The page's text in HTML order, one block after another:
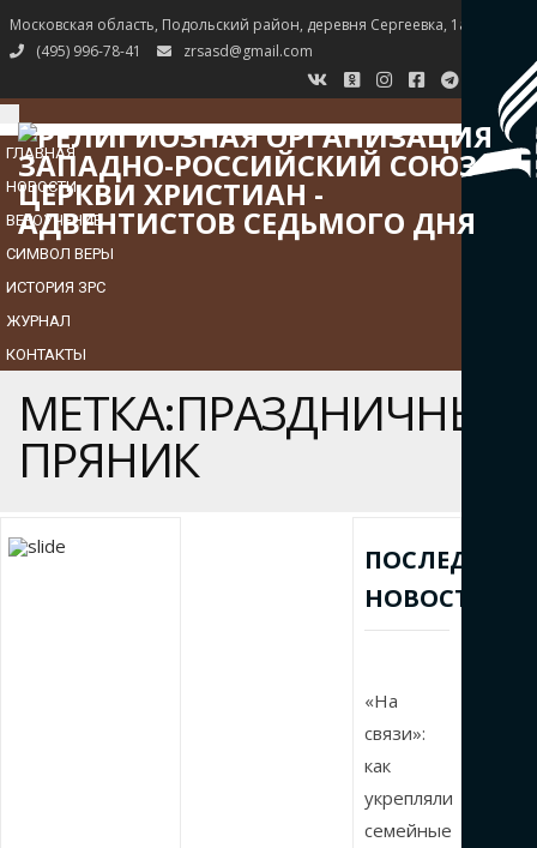
Московская область, Подольский район, деревня Сергеевка, 1а
(495) 996-78-41
zrsasd@gmail.com
TOGGLE
NAVIGATION
ГЛАВНАЯ
НОВОСТИ
ВЕРОУЧЕНИЕ
СИМВОЛ ВЕРЫ
ИСТОРИЯ ЗРС
ЖУРНАЛ
КОНТАКТЫ
МЕТКА:ПРАЗДНИЧНЫЙ
ПРЯНИК
ПОСЛЕДНИЕ
НОВОСТИ
«На
связи»:
как
укрепляли
семейные